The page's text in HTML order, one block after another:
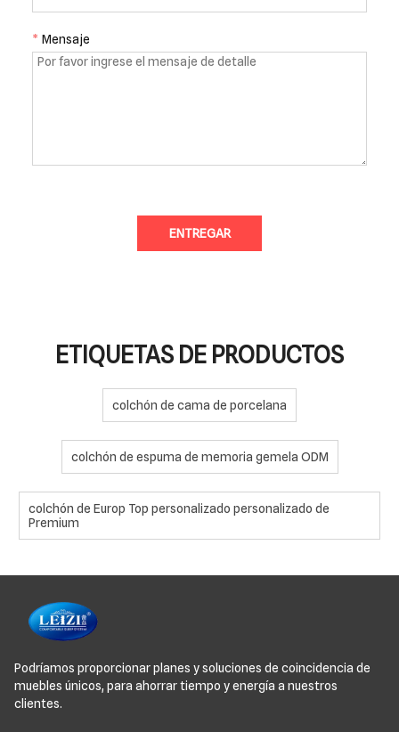
* Mensaje
ENTREGAR
ETIQUETAS DE PRODUCTOS
colchón de cama de porcelana
colchón de espuma de memoria gemela ODM
colchón de Europ Top personalizado personalizado de
Premium
Podríamos proporcionar planes y soluciones de coincidencia de
muebles únicos, para ahorrar tiempo y energía a nuestros
clientes.